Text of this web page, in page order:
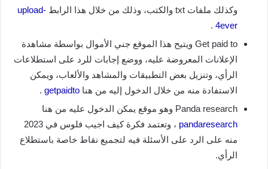
وكذلك ملفات txt والكتب، وذلك من خلال هذا الرابط
upload-
4ever
.
Get paid to ويتيح هذا الموقع جني الأموال بواسطة مشاهدة
الإعلانات المعروضة عليه، ووضع إجابات للرد على استطلاعات
الرأي، وتنزيل بعض التطبيقات والمشاهد والألعاب، ويمكن
الاستفادة منه من خلال الدخول إليه من هنا getpaidto
.
Panda research وهو موقع يمكن الدخول عليه من هنا
pandaresearch
، وتعتمد فكرة كيف اجيب فلوس في 2023
منه على الرد على الأسئلة فيه لتجميع نقاط خاصة باستطلاع
الرأي.